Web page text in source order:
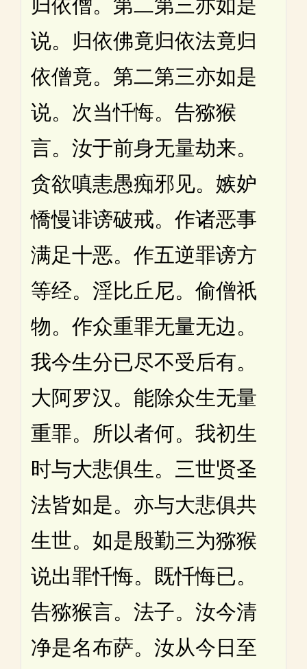
归依僧。第二第三亦如是
说。归依佛竟归依法竟归
依僧竟。第二第三亦如是
说。次当忏悔。告猕猴
言。汝于前身无量劫来。
贪欲嗔恚愚痴邪见。嫉妒
憍慢诽谤破戒。作诸恶事
满足十恶。作五逆罪谤方
等经。淫比丘尼。偷僧祇
物。作众重罪无量无边。
我今生分已尽不受后有。
大阿罗汉。能除众生无量
重罪。所以者何。我初生
时与大悲俱生。三世贤圣
法皆如是。亦与大悲俱共
生世。如是殷勤三为猕猴
说出罪忏悔。既忏悔已。
告猕猴言。法子。汝今清
净是名布萨。汝从今日至